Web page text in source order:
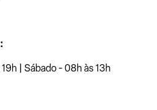
| Sábado - 08h às 13h